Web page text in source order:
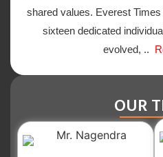
shared values. Everest
sixteen dedicated
evolved, ..
OUR